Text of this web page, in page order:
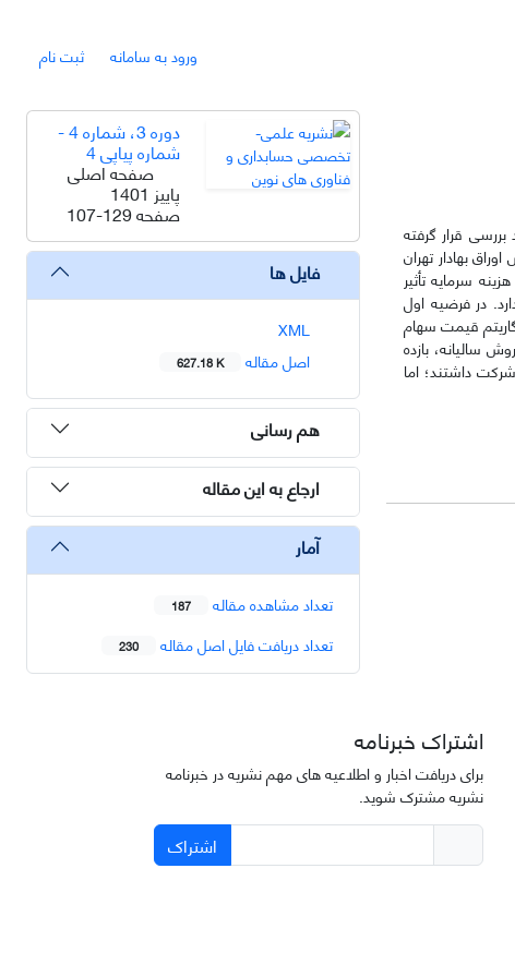
ورود به سامانه ثبت نام
بر هزینه سرمایه و عملکرد شرکت‌های پذیرفته شده در بورس اوراق بهادار تهران طی سال‌های 1396 تا 1400 مورد بررسی قرار گرفته
بهادار تهران
هزینه سرمایه تأثیر
در فرضیه اول
قیمت سهام
سالیانه، بازده
شرکت داشتند؛ اما
دوره 3، شماره 4 -
شماره پیاپی 4
صفحه اصلی
پاییز 1401
صفحه107-129
فایل ها
XML
اصل مقاله
627.18 K
هم رسانی
ارجاع به این مقاله
آمار
تعداد مشاهده مقاله 187
تعداد دریافت فایل اصل مقاله 230
اشتراک خبرنامه
برای دریافت اخبار و اطلاعیه های مهم نشریه در خبرنامه
نشریه مشترک شوید.
اشتراک